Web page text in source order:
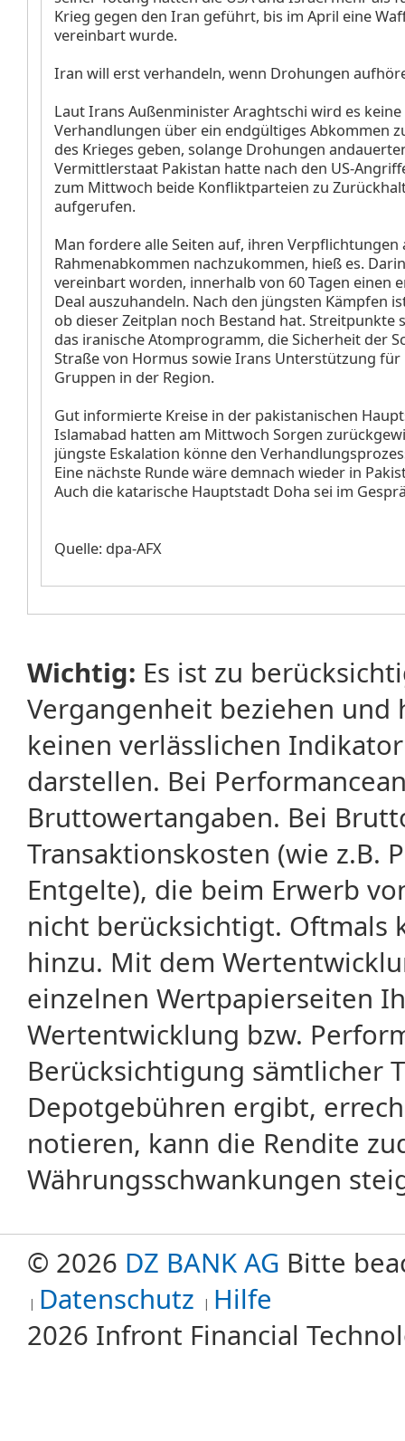
Krieg gegen den Iran geführt, bis im April eine
vereinbart wurde.
Iran will erst verhandeln, wenn Drohungen
Laut Irans Außenminister Araghtschi wird es keine
Verhandlungen über ein endgültiges Abkommen
des Krieges geben, solange Drohungen
Vermittlerstaat Pakistan hatte nach den US-
zum Mittwoch beide Konfliktparteien zu
aufgerufen.
Man fordere alle Seiten auf, ihren Verpflichtungen
Rahmenabkommen nachzukommen, hieß es.
vereinbart worden, innerhalb von 60 Tagen einen
Deal auszuhandeln. Nach den jüngsten Kämpfen
ob dieser Zeitplan noch Bestand hat. Streitpunkte
das iranische Atomprogramm, die Sicherheit der
Straße von Hormus sowie Irans Unterstützung
Gruppen in der Region.
Gut informierte Kreise in der pakistanischen
Islamabad hatten am Mittwoch Sorgen
jüngste Eskalation könne den
Eine nächste Runde wäre demnach wieder in
Auch die katarische Hauptstadt Doha sei im
Quelle: dpa-AFX
Wichtig: Es ist zu
Vergangenheit beziehen
keinen verlässlichen
darstellen. Bei
Bruttowertangaben. Bei
Transaktionskosten (wie z.B.
Entgelte), die beim Erwerb
nicht berücksichtigt. Oftmals
hinzu. Mit dem
einzelnen Wertpapierseiten
Wertentwicklung bzw.
Berücksichtigung sämtlicher
Depotgebühren ergibt,
notieren, kann die Rendite
Währungsschwankungen
© 2026 DZ BANK AG Bitte
Datenschutz Hilfe
2026 Infront Financial